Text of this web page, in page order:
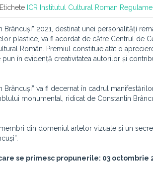
Etichete ICR Institutul Cultural Roman
Brâncuși” 2021, destinat unei personalități
plastice, va fi acordat de către Centrul de
Român. Premiul constituie atât o
în evidență creativitatea autorilor și
Brâncuși” va fi decernat în cadrul
monumental, ridicat de Constantin
din domeniul artelor vizuale și un
se primesc propunerile: 03 octombrie